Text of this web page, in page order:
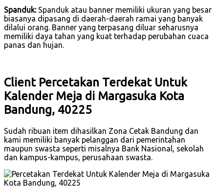
Spanduk:Spanduk atau banner memiliki ukuran yang besar
biasanya dipasang di daerah-daerah ramai yang banyak
dilalui orang. Banner yang terpasang diluar seharusnya
memiliki daya tahan yang kuat terhadap perubahan cuaca
panas dan hujan.
Client Percetakan Terdekat Untuk
Kalender Meja di Margasuka Kota
Bandung, 40225
Sudah ribuan item dihasilkan Zona Cetak Bandung dan
kami memiliki banyak pelanggan dari pemerintahan
maupun swasta seperti misalnya Bank Nasional, sekolah
dan kampus-kampus, perusahaan swasta.